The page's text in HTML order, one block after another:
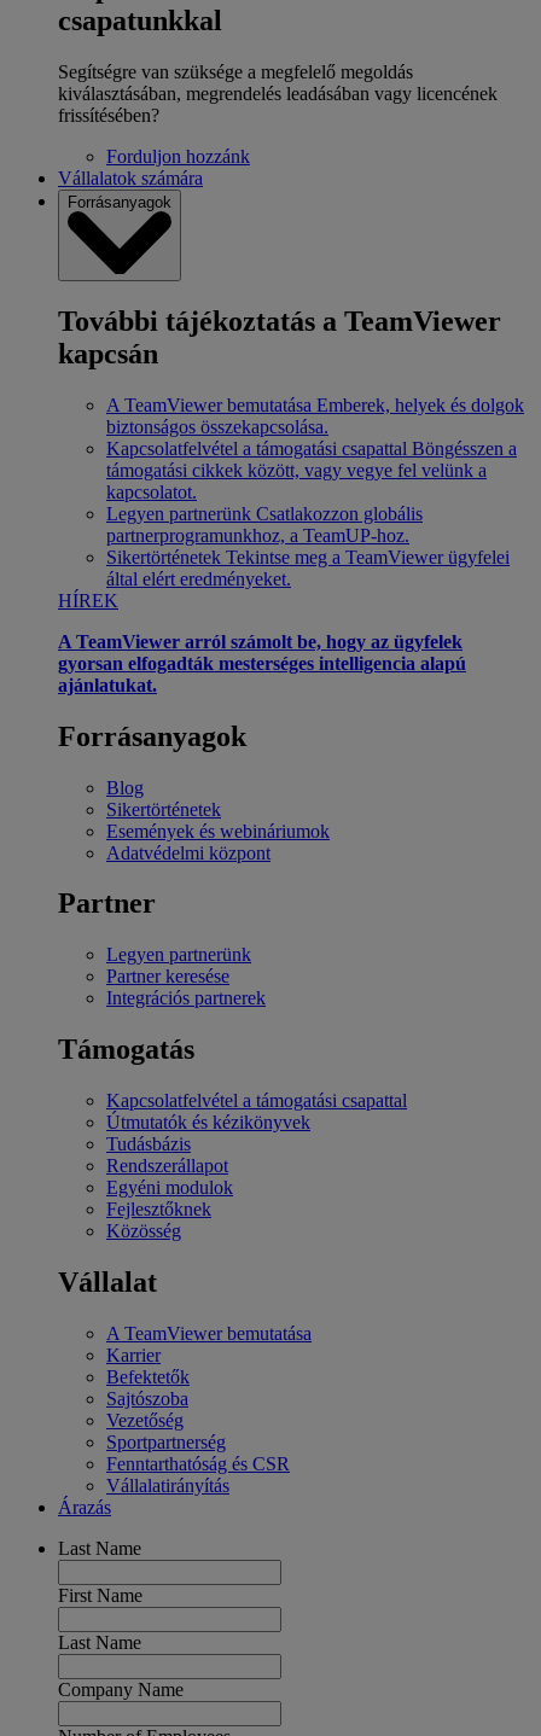
csapatunkkal
Segítségre van szüksége a megfelelő megoldás
kiválasztásában, megrendelés leadásában vagy licencének
frissítésében?
Forduljon hozzánk
Vállalatok számára
Forrásanyagok
További tájékoztatás a TeamViewer
kapcsán
A TeamViewer bemutatása Emberek, helyek és dolgok
biztonságos összekapcsolása.
Kapcsolatfelvétel a támogatási csapattal Böngésszen a
támogatási cikkek között, vagy vegye fel velünk a
kapcsolatot.
Legyen partnerünk Csatlakozzon globális
partnerprogramunkhoz, a TeamUP-hoz.
Sikertörténetek Tekintse meg a TeamViewer ügyfelei
által elért eredményeket.
HÍREK
A TeamViewer arról számolt be, hogy az ügyfelek
gyorsan elfogadták mesterséges intelligencia alapú
ajánlatukat.
Forrásanyagok
Blog
Sikertörténetek
Események és webináriumok
Adatvédelmi központ
Partner
Legyen partnerünk
Partner keresése
Integrációs partnerek
Támogatás
Kapcsolatfelvétel a támogatási csapattal
Útmutatók és kézikönyvek
Tudásbázis
Rendszerállapot
Egyéni modulok
Fejlesztőknek
Közösség
Vállalat
A TeamViewer bemutatása
Karrier
Befektetők
Sajtószoba
Vezetőség
Sportpartnerség
Fenntarthatóság és CSR
Vállalatirányítás
Árazás
Last Name
First Name
Last Name
Company Name